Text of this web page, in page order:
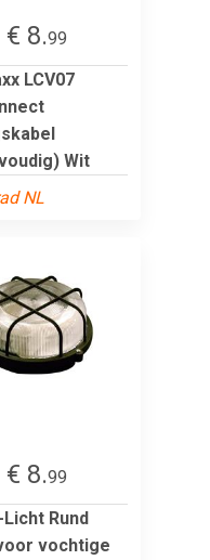
€ 8.99
LCV07
Wit
NL
€ 8.99
Rund
vochtige